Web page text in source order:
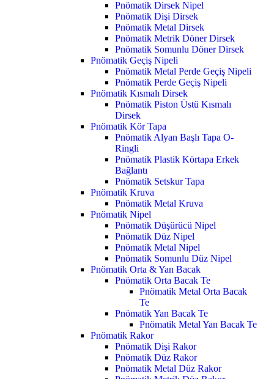
Pnömatik Dirsek Nipel
Pnömatik Dişi Dirsek
Pnömatik Metal Dirsek
Pnömatik Metrik Döner Dirsek
Pnömatik Somunlu Döner Dirsek
Pnömatik Geçiş Nipeli
Pnömatik Metal Perde Geçiş Nipeli
Pnömatik Perde Geçiş Nipeli
Pnömatik Kısmalı Dirsek
Pnömatik Piston Üstü Kısmalı
Dirsek
Pnömatik Kör Tapa
Pnömatik Alyan Başlı Tapa O-
Ringli
Pnömatik Plastik Körtapa Erkek
Bağlantı
Pnömatik Setskur Tapa
Pnömatik Kruva
Pnömatik Metal Kruva
Pnömatik Nipel
Pnömatik Düşürücü Nipel
Pnömatik Düz Nipel
Pnömatik Metal Nipel
Pnömatik Somunlu Düz Nipel
Pnömatik Orta & Yan Bacak
Pnömatik Orta Bacak Te
Pnömatik Metal Orta Bacak
Te
Pnömatik Yan Bacak Te
Pnömatik Metal Yan Bacak Te
Pnömatik Rakor
Pnömatik Dişi Rakor
Pnömatik Düz Rakor
Pnömatik Metal Düz Rakor